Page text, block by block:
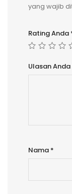
yang wajib
Rating Anda
Ulasan Anda
Nama *